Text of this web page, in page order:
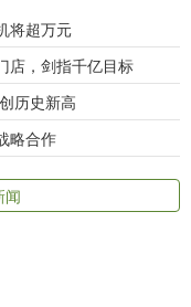
将超万元
店，剑指千亿目标
历史新高
略合作
闻